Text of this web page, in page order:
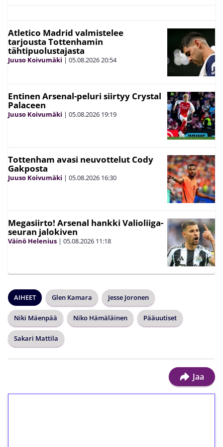
Atletico Madrid valmistelee
tarjousta Tottenhamin
tähtipuolustajasta
Juuso Koivumäki | 05.08.2026 20:54
Entinen Arsenal-peluri siirtyy Crystal
Palaceen
Juuso Koivumäki | 05.08.2026 19:19
Tottenham avasi neuvottelut Cody
Gakposta
Juuso Koivumäki | 05.08.2026 16:30
Megasiirto! Arsenal hankki Valioliiga-
seuran jalokiven
Väinö Helenius | 05.08.2026 11:18
AIHEET Glen Kamara Jesse Joronen
Niki Mäenpää Niko Hämäläinen Pääuutiset
Sakari Mattila
Jaa